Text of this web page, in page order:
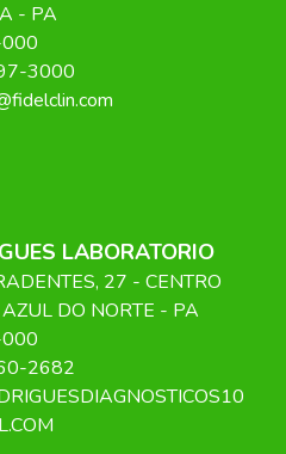
- PA
3000
LABORATORIO
, 27 - CENTRO
DO NORTE - PA
2682